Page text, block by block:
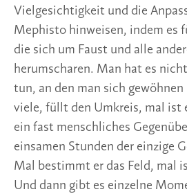
Vielgesichtigkeit und die
Mephisto hinweisen, indem es
die sich um Faust und alle
herumscharen. Man hat es
tun, an den man sich
viele, füllt den Umkreis, mal ist
ein fast menschliches
einsamen Stunden der einzige
Mal bestimmt er das Feld, mal
Und dann gibt es einzelne